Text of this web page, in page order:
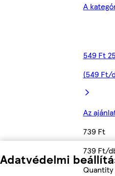
Adatvédelmi
A
549 Ft
(549 Ft/
Az
739 Ft
739 Ft/